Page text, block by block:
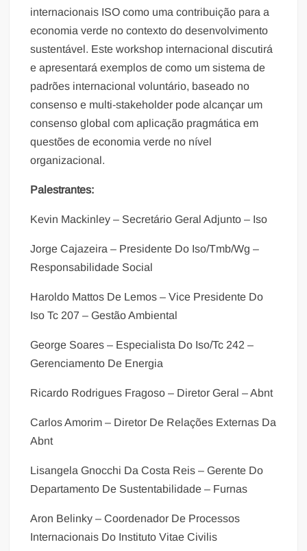
internacionais ISO como uma contribuição para a
economia verde no contexto do desenvolvimento
sustentável. Este workshop internacional discutirá
e apresentará exemplos de como um sistema de
padrões internacional voluntário, baseado no
consenso e multi-stakeholder pode alcançar um
consenso global com aplicação pragmática em
questões de economia verde no nível
organizacional.
Palestrantes:
Kevin Mackinley – Secretário Geral Adjunto – Iso
Jorge Cajazeira – Presidente Do Iso/Tmb/Wg –
Responsabilidade Social
Haroldo Mattos De Lemos – Vice Presidente Do
Iso Tc 207 – Gestão Ambiental
George Soares – Especialista Do Iso/Tc 242 –
Gerenciamento De Energia
Ricardo Rodrigues Fragoso – Diretor Geral – Abnt
Carlos Amorim – Diretor De Relações Externas Da
Abnt
Lisangela Gnocchi Da Costa Reis – Gerente Do
Departamento De Sustentabilidade – Furnas
Aron Belinky – Coordenador De Processos
Internacionais Do Instituto Vitae Civilis